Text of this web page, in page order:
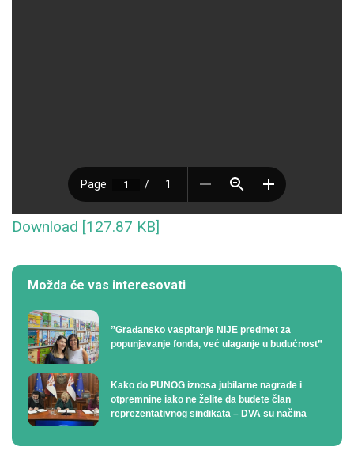
Download [127.87 KB]
Možda će vas interesovati
”Građansko vaspitanje NIJE predmet za
popunjavanje fonda, već ulaganje u budućnost”
Kako do PUNOG iznosa jubilarne nagrade i
otpremnine iako ne želite da budete član
reprezentativnog sindikata – DVA su načina